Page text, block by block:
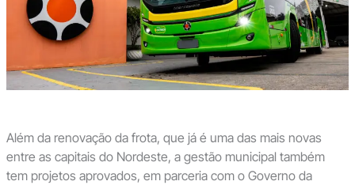
Além da renovação da frota, que já é uma das mais novas
entre as capitais do Nordeste, a gestão municipal também
tem projetos aprovados, em parceria com o Governo da